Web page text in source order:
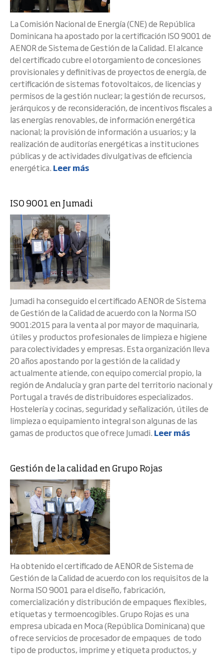
La Comisión Nacional de Energía (CNE) de República
Dominicana ha apostado por la certificación ISO 9001 de
AENOR de Sistema de Gestión de la Calidad. El alcance
del certificado cubre el otorgamiento de concesiones
provisionales y definitivas de proyectos de energía, de
certificación de sistemas fotovoltaicos, de licencias y
permisos de la gestión nuclear; la gestión de recursos,
jerárquicos y de reconsideración, de incentivos fiscales a
las energías renovables, de información energética
nacional; la provisión de información a usuarios; y la
realización de auditorías energéticas a instituciones
públicas y de actividades divulgativas de eficiencia
energética. Leer más
ISO 9001 en Jumadi
Jumadi ha conseguido el certificado AENOR de Sistema
de Gestión de la Calidad de acuerdo con la Norma ISO
9001:2015 para la venta al por mayor de maquinaria,
útiles y productos profesionales de limpieza e higiene
para colectividades y empresas. Esta organización lleva
20 años apostando por la gestión de la calidad y
actualmente atiende, con equipo comercial propio, la
región de Andalucía y gran parte del territorio nacional y
Portugal a través de distribuidores especializados.
Hostelería y cocinas, seguridad y señalización, útiles de
limpieza o equipamiento integral son algunas de las
gamas de productos que ofrece Jumadi. Leer más
Gestión de la calidad en Grupo Rojas
Ha obtenido el certificado de AENOR de Sistema de
Gestión de la Calidad de acuerdo con los requisitos de la
Norma ISO 9001 para el diseño, fabricación,
comercialización y distribución de empaques flexibles,
etiquetas y termoencogibles. Grupo Rojas es una
empresa ubicada en Moca (República Dominicana) que
ofrece servicios de procesador de empaques de todo
tipo de productos, imprime y etiqueta productos, y